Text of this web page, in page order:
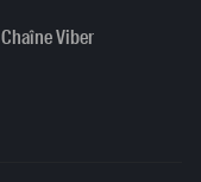
Chaîne Viber